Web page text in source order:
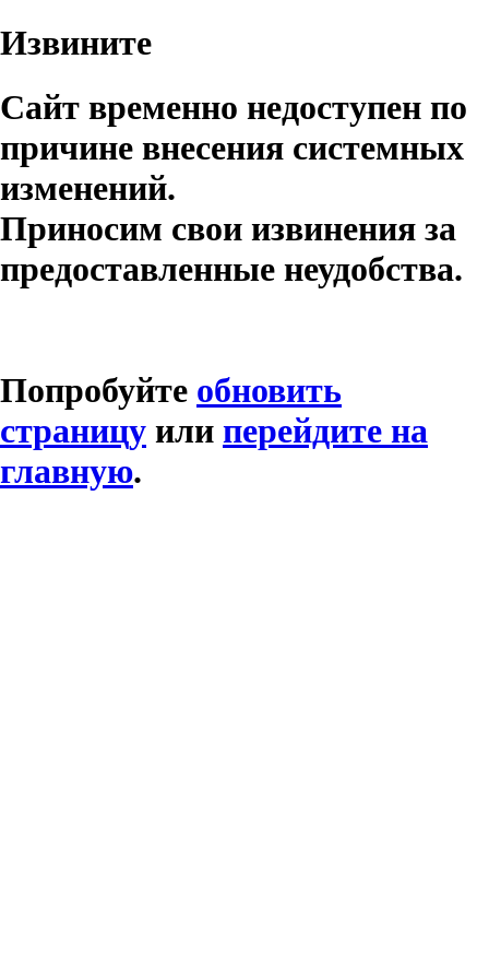
Извините
Сайт временно недоступен по
причине внесения системных
изменений.
Приносим свои извинения за
предоставленные неудобства.
Попробуйте обновить
страницу или перейдите на
главную.